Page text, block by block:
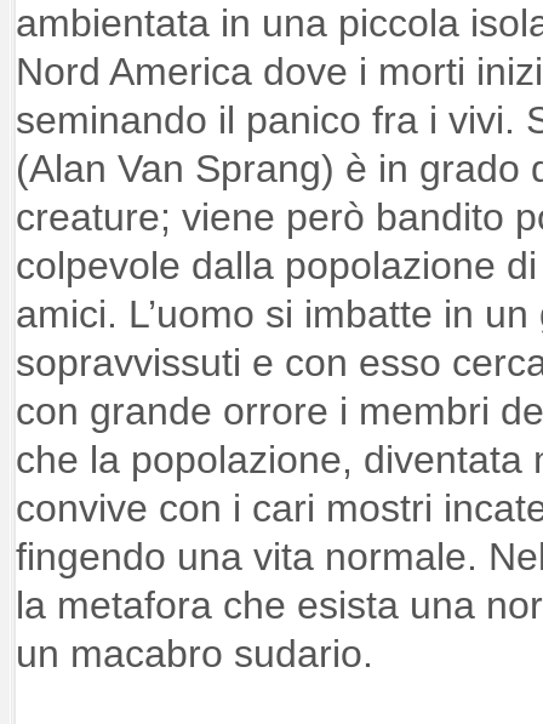
ambientata in una piccola
Nord America dove i morti
seminando il panico fra i vivi.
(Alan Van Sprang) è in grado
creature; viene però bandito
colpevole dalla popolazione
amici. L’uomo si imbatte in
sopravvissuti e con esso
con grande orrore i membri
che la popolazione, diventata
convive con i cari mostri
fingendo una vita normale.
la metafora che esista una
un macabro sudario.